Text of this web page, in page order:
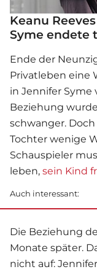
Keanu
Syme endete
Ende der
Privatleben eine
in Jennifer Syme
Beziehung
schwanger.
Tochter wenige
Schauspieler
leben, sein Kind
Auch interessant:
Die Beziehung
Monate später.
nicht auf: